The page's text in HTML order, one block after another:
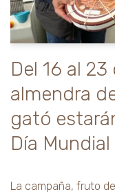
Del 16 al
almendra
gató
Día
La campaña, fruto